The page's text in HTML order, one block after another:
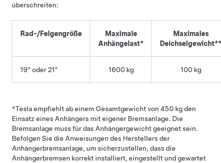
überschreiten:
Rad-/Felgengröße
Maximale
Anhängelast*
Maximales
Deichselgewicht**
19" oder 21" 1600 kg 100 kg
*Tesla empfiehlt ab einem Gesamtgewicht von 450 kg den
Einsatz eines Anhängers mit eigener Bremsanlage. Die
Bremsanlage muss für das Anhängergewicht geeignet sein.
Befolgen Sie die Anweisungen des Herstellers der
Anhängerbremsanlage, um sicherzustellen, dass die
Anhängerbremsen korrekt installiert, eingestellt und gewartet